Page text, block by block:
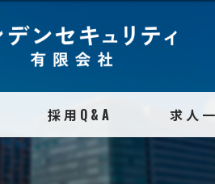
採用Q&A 求人